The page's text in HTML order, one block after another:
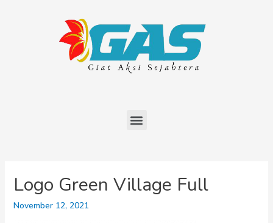
Logo Green Village Full
November 12, 2021